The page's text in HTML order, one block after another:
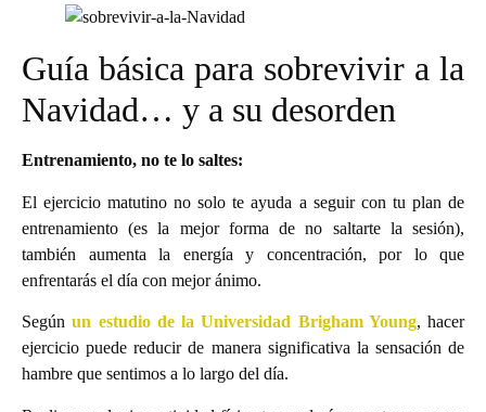
Guía básica para sobrevivir a la
Navidad… y a su desorden
Entrenamiento, no te lo saltes:
El ejercicio matutino no solo te ayuda a seguir con tu plan de
entrenamiento (es la mejor forma de no saltarte la sesión),
también aumenta la energía y concentración, por lo que
enfrentarás el día con mejor ánimo.
Segúnun estudio de la Universidad Brigham Young, hacer
ejercicio puede reducir de manera significativa la sensación de
hambre que sentimos a lo largo del día.